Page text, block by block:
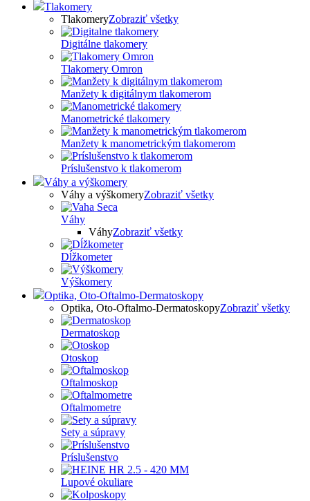
Tlakomery
TlakomeryZobraziť všetky
Digitálne tlakomery
Tlakomery Omron
Manžety k digitálnym tlakomerom
Manometrické tlakomery
Manžety k manometrickým tlakomerom
Príslušenstvo k tlakomerom
Váhy a výškomery
Váhy a výškomeryZobraziť všetky
Váhy
VáhyZobraziť všetky
Dĺžkometer
Výškomery
Optika, Oto-Oftalmo-Dermatoskopy
Optika, Oto-Oftalmo-DermatoskopyZobraziť všetky
Dermatoskop
Otoskop
Oftalmoskop
Oftalmometre
Sety a súpravy
Príslušenstvo
Lupové okuliare